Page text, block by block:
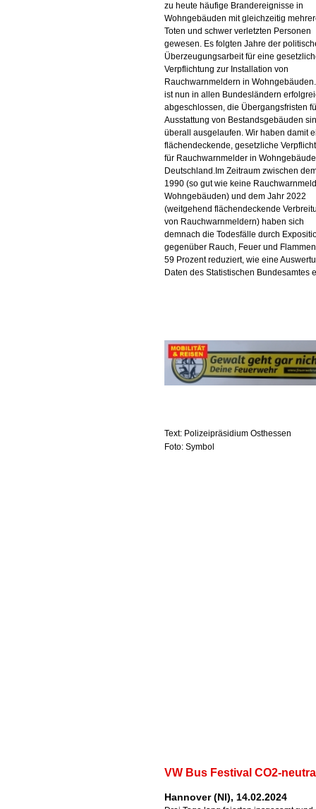
zu heute häufige Brandereignisse in
Wohngebäuden mit gleichzeitig
Toten und schwer verletzten Personen
gewesen. Es folgten Jahre der
Überzeugungsarbeit für eine
Verpflichtung zur Installation von
Rauchwarnmeldern in
ist nun in allen Bundesländern
abgeschlossen, die Übergangsfristen
Ausstattung von Bestandsgebäuden
überall ausgelaufen. Wir haben damit
flächendeckende, gesetzliche
für Rauchwarnmelder in
Deutschland.Im Zeitraum zwischen
1990 (so gut wie keine
Wohngebäuden) und dem Jahr 2022
(weitgehend flächendeckende
von Rauchwarnmeldern) haben sich
demnach die Todesfälle durch
gegenüber Rauch, Feuer und
59 Prozent reduziert, wie eine
Daten des Statistischen Bundesamtes
Text: Polizeipräsidium Osthessen
Foto: Symbol
VW Bus Festival CO2-
Hannover (NI), 14.02.2024